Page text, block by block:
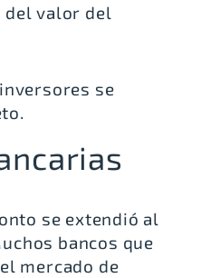
del valor del
se
se extendió al
bancos que
mercado de